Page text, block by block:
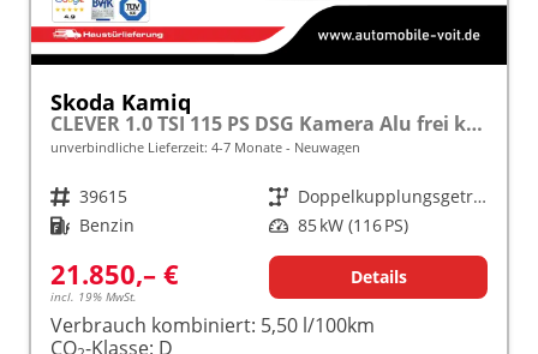
Skoda Kamiq
CLEVER 1.0 TSI 115 PS DSG Kamera Alu frei konfigurierbar!
unverbindliche Lieferzeit: 4-7 Monate Neuwagen
Fahrzeugnr. 39615 Getriebe
Doppelkupplungsgetriebe (DSG)
Kraftstoff Benzin Leistung 85 kW (116 PS)
21.850,– €
incl. 19% MwSt.
Details
Verbrauch kombiniert: 5,50 l/100km
CO -Klasse: D